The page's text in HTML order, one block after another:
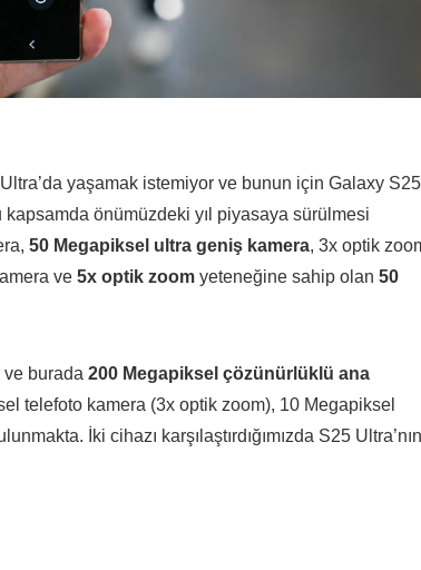
yaşamak istemiyor ve bunun için Galaxy S25
önümüzdeki yıl piyasaya sürülmesi
50 Megapiksel ultra geniş kamera, 3x optik
ve 5x optik zoom yeteneğine sahip olan 50
burada 200 Megapiksel çözünürlüklü ana
telefoto kamera (3x optik zoom), 10 Megapiksel
İki cihazı karşılaştırdığımızda S25 Ultra’nın